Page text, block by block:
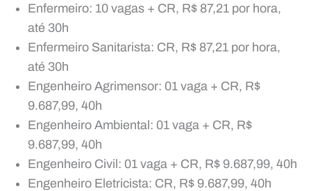
Enfermeiro: 10 vagas + CR, R$ 87,21 por hora,
até 30h
Enfermeiro Sanitarista: CR, R$ 87,21 por hora,
até 30h
Engenheiro Agrimensor: 01 vaga + CR, R$
9.687,99, 40h
Engenheiro Ambiental: 01 vaga + CR, R$
9.687,99, 40h
Engenheiro Civil: 01 vaga + CR, R$ 9.687,99, 40h
Engenheiro Eletricista: CR, R$ 9.687,99, 40h